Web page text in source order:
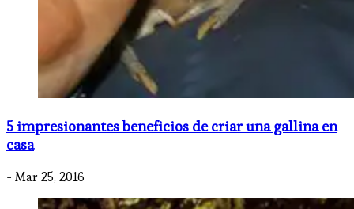
5 impresionantes beneficios de criar una gallina en
casa
- Mar 25, 2016